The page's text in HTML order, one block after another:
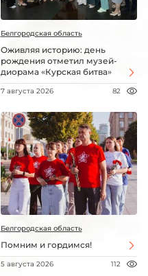
Белгородская область
Оживляя историю: день
рождения отметил музей-
диорама «Курская битва»
7 августа 2026 82
Белгородская область
Помним и гордимся!
5 августа 2026 112